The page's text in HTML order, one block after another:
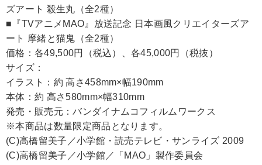
ズアート 殺生丸（全2種）
■『TVアニメMAO』放送記念 日本画風クリエイターズア
ート 摩緒と猫鬼（全2種）
価格：各49,500円（税込）、各45,000円（税抜）
サイズ：
イラスト：約 高さ458mm×幅190mm
本体：約 高さ580mm×幅310mm
発売・販売元：バンダイナムコフィルムワークス
※本商品は数量限定商品となります。
(C)高橋留美子／小学館・読売テレビ・サンライズ 2009
(C)高橋留美子／小学館／「MAO」製作委員会